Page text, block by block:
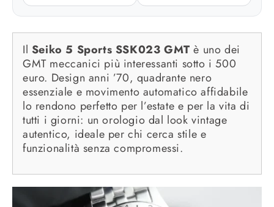
Il Seiko 5 Sports SSK023 GMT è uno dei
GMT meccanici più interessanti sotto i 500
euro. Design anni ’70, quadrante nero
essenziale e movimento automatico affidabile
lo rendono perfetto per l’estate e per la vita di
tutti i giorni: un orologio dal look vintage
autentico, ideale per chi cerca stile e
funzionalità senza compromessi.